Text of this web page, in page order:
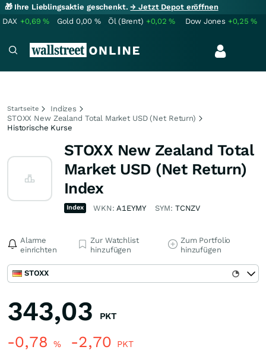
🎁 Ihre Lieblingsaktie geschenkt.→ Jetzt Depot eröffnen
DAX +0,69% Gold 0,00 % Öl (Brent) +0,02% Dow Jones +0,25%
Startseite
Indizes
STOXX New Zealand Total Market USD (Net Return)
Historische Kurse
STOXX New Zealand Total
Market USD (Net Return)
Index
Index WKN:A1EYMY SYM: TCNZV
Alarme
einrichten
Zur Watchlist
hinzufügen
Zum Portfolio
hinzufügen
STOXX
343,03 PKT
-0,78 % -2,70 PKT